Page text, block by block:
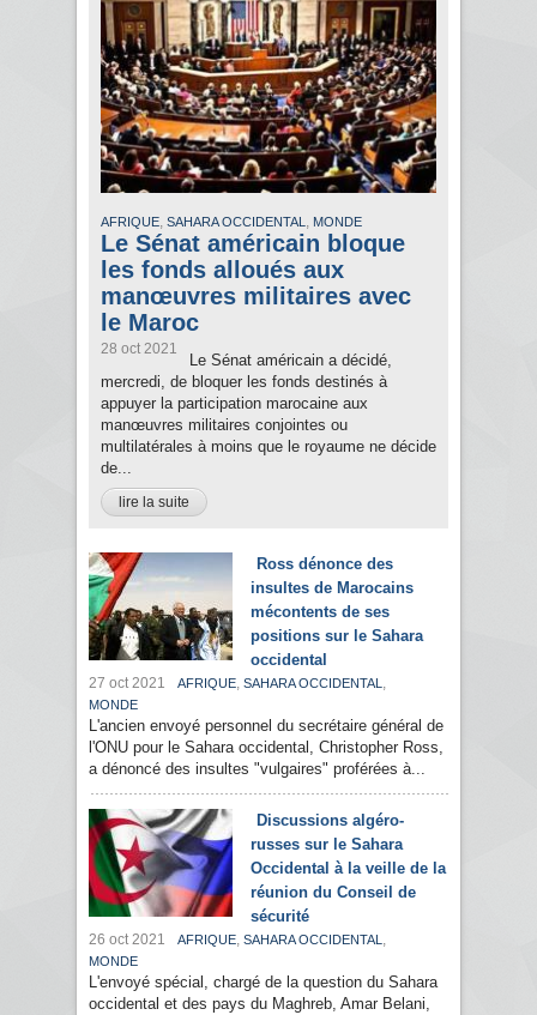
AFRIQUE, SAHARA OCCIDENTAL , MONDE
Le Sénat américain bloque
les fonds alloués aux
manœuvres militaires avec
le Maroc
28 oct 2021
Le Sénat américain a décidé,
mercredi, de bloquer les fonds destinés à
appuyer la participation marocaine aux
manœuvres militaires conjointes ou
multilatérales à moins que le royaume ne décide
de...
lire la suite
Ross dénonce des
insultes de Marocains
mécontents de ses
positions sur le Sahara
occidental
27 oct 2021 AFRIQUE, SAHARA OCCIDENTAL ,
MONDE
L'ancien envoyé personnel du secrétaire général de
l'ONU pour le Sahara occidental, Christopher Ross,
a dénoncé des insultes "vulgaires" proférées à...
Discussions algéro-
russes sur le Sahara
Occidental à la veille de la
réunion du Conseil de
sécurité
26 oct 2021 AFRIQUE, SAHARA OCCIDENTAL ,
MONDE
L'envoyé spécial, chargé de la question du Sahara
occidental et des pays du Maghreb, Amar Belani,